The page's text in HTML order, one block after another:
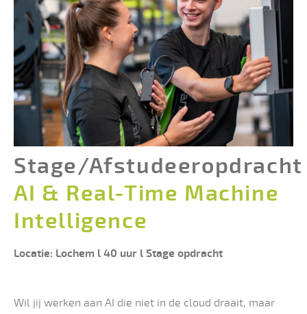
Stage/Afstudeeropdracht
AI & Real-Time Machine
Intelligence
Locatie: Lochem l 40 uur l Stage opdracht
Wil jij werken aan AI die niet in de cloud draait, maar